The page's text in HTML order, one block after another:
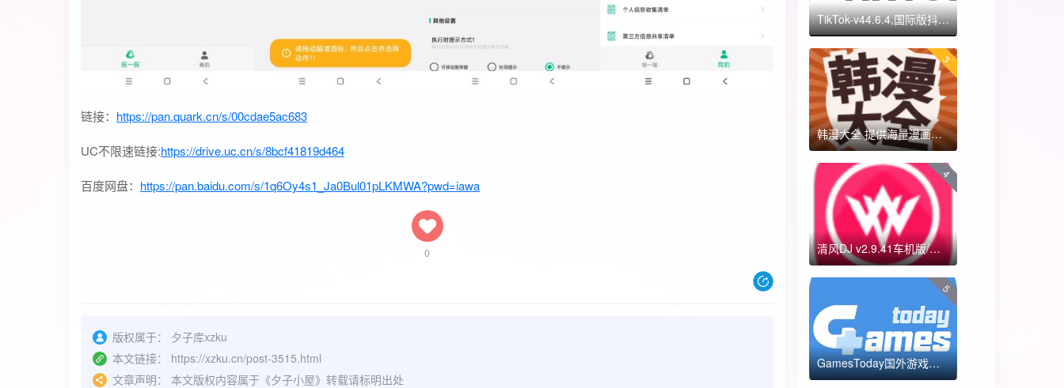
链接： https://pan.quark.cn/s/00cdae5ac683
UC不限速链接:https://drive.uc.cn/s/8bcf41819d464
百度网盘： https://pan.baidu.com/s/1q6Oy4s1_Ja0Bul01pLKMWA?pwd=iawa
0
版权属于：
夕子库xzku
本文链接：
https://xzku.cn/post-3515.html
文章声明：
本文版权内容属于《夕子小屋》转载请标明出处
TikTok-v44.6.4,国际版抖音海外畅享,免拔卡体验!附保姆级详细使用指南
3
韩漫大全 提供海量漫画资源
4
清风DJ v2.9.41车机版/手机版-全方位DJ舞曲
5
GamesToday国外游戏下载器 不需要T子